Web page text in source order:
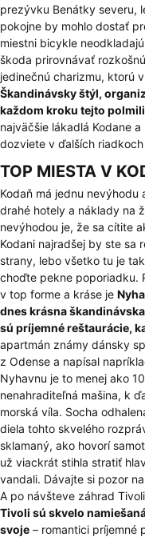
prezývku Benátky severu,
pokojne by mohlo dostať
miestni bicykle
škoda prirovnávať rozkošnú
jedinečnú charizmu, ktorú
Škandinávsky štýl,
každom kroku tejto
najväčšie lákadlá Kodane
dozviete v ďalších
TOP MIESTA V
Kodaň má jednu
drahé hotely a náklady na
nevýhodou je, že sa cítite
Kodani najradšej by ste sa
strany, lebo všetko tu je
choďte pekne poporiadku.
v top forme a kráse je
dnes krásna
sú príjemné reštaurácie,
apartmán známy dánsky
z Odense a napísal
Nyhavnu je to menej ako
nenahraditeľná mašina, k
morská víla. Socha
diela tohto skvelého
sklamaný, ako hovorí
už viackrát stihla stratiť
vandali. Dávajte si pozor
A po návšteve záhrad
Tivoli sú skvelo
svoje – romantici príjemné